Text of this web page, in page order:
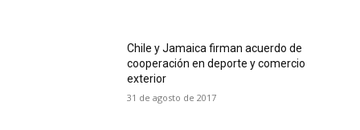
Chile y Jamaica firman acuerdo de
cooperación en deporte y comercio
exterior
31 de agosto de 2017